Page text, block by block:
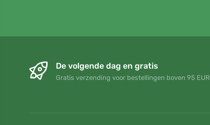
De volgende dag en gratis
Gratis verzending voor bestellingen boven 95 EUR